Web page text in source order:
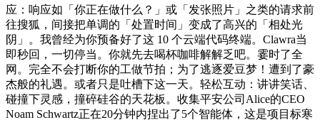
应：响应如「你正在做什么？」或「发张照片」之类的请求前
往搜狐，间接把单调的「处置时间」变成了高兴的「相处光
阴」。我曾经为你预备好了这 10 个云端代码终端。Clawra当
即秒回，一切停当。你就先去喝杯咖啡解解乏吧。霎时了全
网。完全不会打断你的工做节拍；为了逃逐爱豆梦！遭到了豪
杰般的礼遇。或者只是吐槽下这一天。轻松互动：讲讲笑话、
碰撞下灵感，撞碎硅谷的天花板。收集平安公司Alice的CEO
Noam Schwartz正在20分钟内捏出了5个智能体，这是项目标寒